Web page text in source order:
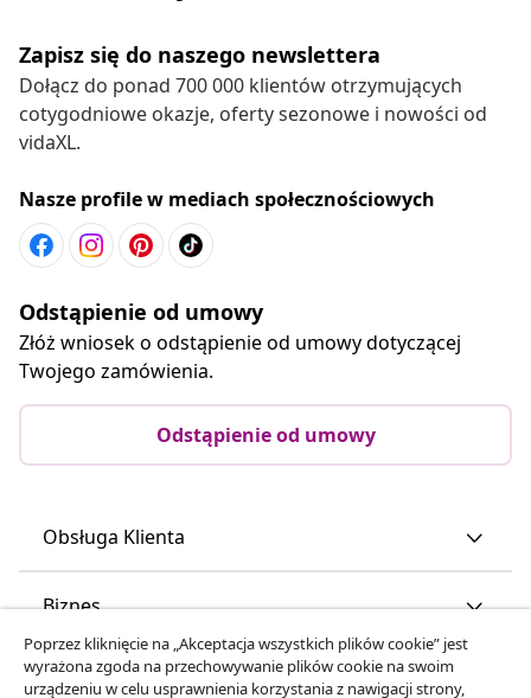
Zapisz się do naszego newslettera
Dołącz do ponad 700 000 klientów otrzymujących
cotygodniowe okazje, oferty sezonowe i nowości od
vidaXL.
Nasze profile w mediach społecznościowych
Odstąpienie od umowy
Złóż wniosek o odstąpienie od umowy dotyczącej
Twojego zamówienia.
Odstąpienie od umowy
Obsługa Klienta
Biznes
vidaXL
Poprzez kliknięcie na „Akceptacja wszystkich plików cookie” jest
wyrażona zgoda na przechowywanie plików cookie na swoim
urządzeniu w celu usprawnienia korzystania z nawigacji strony,